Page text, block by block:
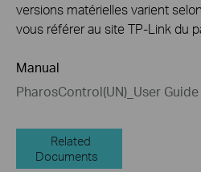
versions matérielles varient
vous référer au site TP-Link du
Manual
PharosControl(UN)_User Guide
Related
Documents